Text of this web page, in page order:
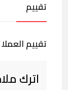
تقييم
تقييم
اترك